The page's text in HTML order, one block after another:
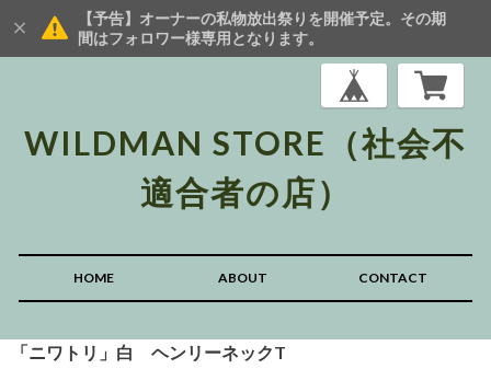
【予告】オーナーの私物放出祭りを開催予定。その期
間はフォロワー様専用となります。
WILDMAN STORE（社会不
適合者の店）
HOME ABOUT CONTACT
「ニワトリ」白 ヘンリーネックT